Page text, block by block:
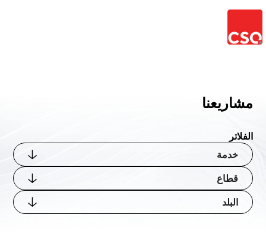
مشاريعنا
الفلاتر
خدمة
قطاع
البلد